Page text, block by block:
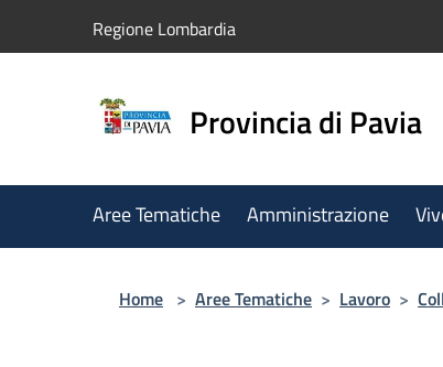
Regione Lombardia
Provincia di Pavia
Aree Tematiche Amministrazione
Home > Aree Tematiche > Lavoro >